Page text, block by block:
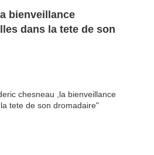
bienveillance
dans la tete de son